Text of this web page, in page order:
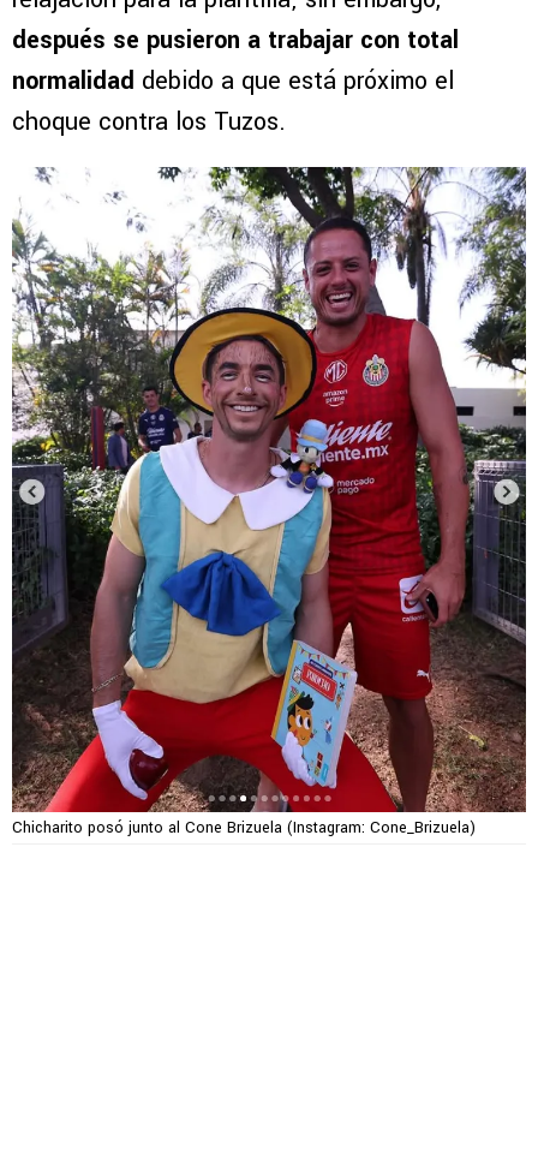
después se pusieron a trabajar con total
normalidad debido a que está próximo el
choque contra los Tuzos.
Chicharito posó junto al Cone Brizuela (Instagram: Cone_Brizuela)